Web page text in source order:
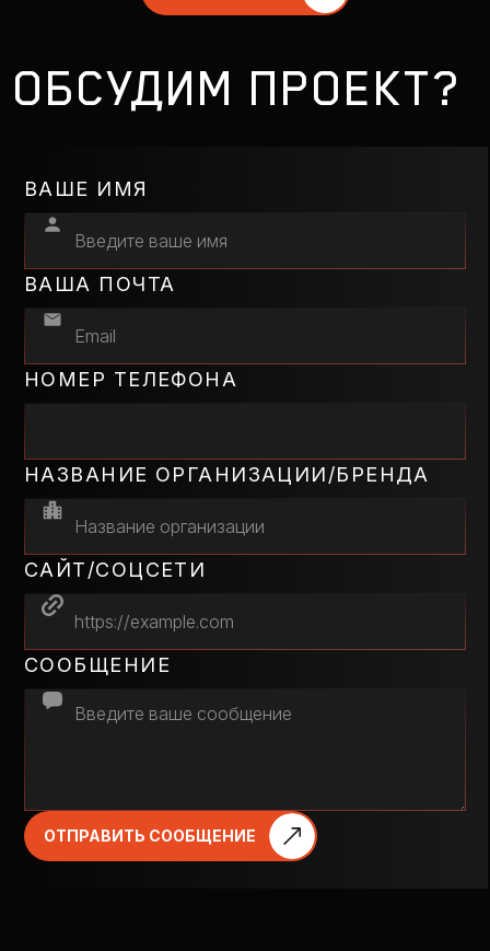
ОБСУДИМ ПРОЕКТ?
ВАШЕ ИМЯ
ВАША ПОЧТА
НОМЕР ТЕЛЕФОНА
НАЗВАНИЕ ОРГАНИЗАЦИИ/БРЕНДА
САЙТ/СОЦСЕТИ
СООБЩЕНИЕ
ОТПРАВИТЬ СООБЩЕНИЕ